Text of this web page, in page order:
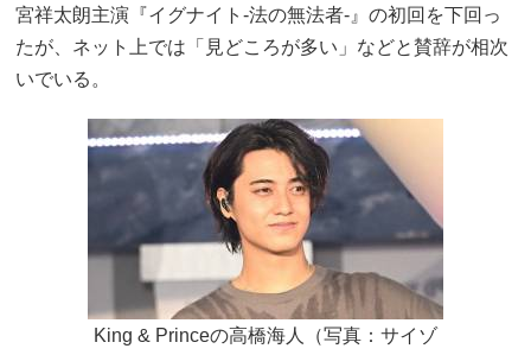
宮祥太朗主演『イグナイト-法の無法者-』の初回を下回っ
たが、ネット上では「見どころが多い」などと賛辞が相次
いでいる。
King & Princeの高橋海人（写真：サイゾ